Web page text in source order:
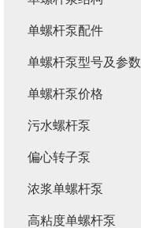
单螺杆泵配件
单螺杆泵型号及参数
单螺杆泵价格
污水螺杆泵
偏心转子泵
浓浆单螺杆泵
高粘度单螺杆泵